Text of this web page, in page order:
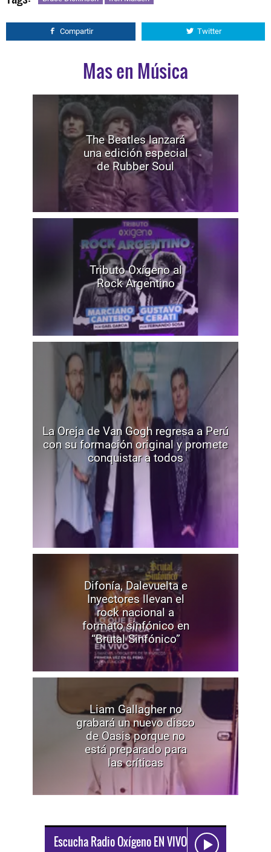
Compartir Twitter
Mas en Música
The Beatles lanzará
una edición especial
de Rubber Soul
Tributo Oxígeno al
Rock Argentino
La Oreja de Van Gogh regresa a Perú
con su formación original y promete
conquistar a todos
Difonía, Dalevuelta e
Inyectores llevan el
rock nacional a
formato sinfónico en
“Brutal Sinfónico”
Liam Gallagher no
grabará un nuevo disco
de Oasis porque no
está preparado para
las críticas
Escucha Radio Oxígeno EN VIVO